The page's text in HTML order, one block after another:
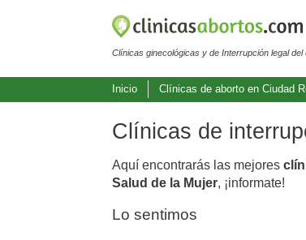
Clínicas ginecológicas y de Interrupción legal del
Inicio Clínicas de aborto en Ciudad
Clínicas de
Aquí encontrarás las mejores
Salud de la Mujer, ¡informate!
Lo sentimos